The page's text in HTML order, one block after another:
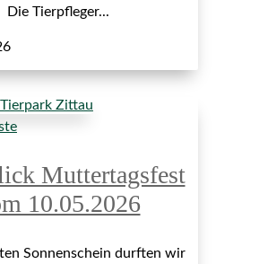
Die Tierpfleger...
Muttertagsfest
10.05.2026
Sonnenschein durften wir